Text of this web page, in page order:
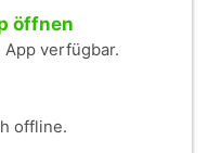
öffnen
verfügbar.
offline.